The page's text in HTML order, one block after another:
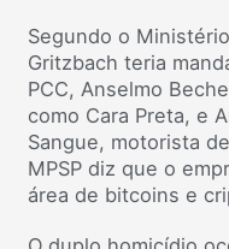
Segundo o
Gritzbach teria
PCC, Anselmo
como Cara Preta, e
Sangue, motorista
MPSP diz que o
área de bitcoins e